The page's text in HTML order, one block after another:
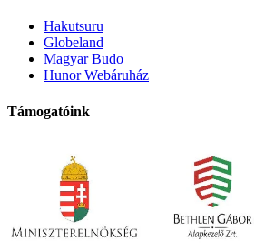
Hakutsuru
Globeland
Magyar Budo
Hunor Webáruház
Támogatóink